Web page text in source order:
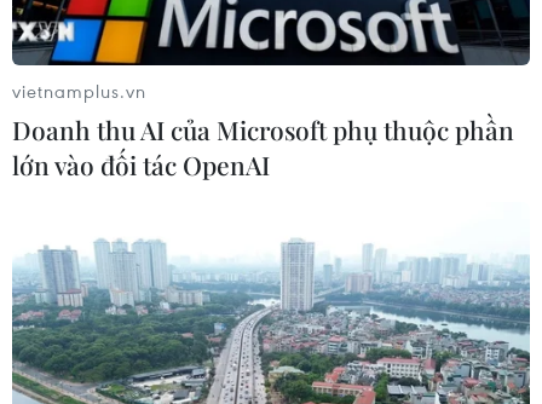
Dệt may Việt Nam khẳng định vị thế tại thị
trường cao cấp châu Âu
19/09/2025 00:57
Các doanh nghiệp Việt Nam đã mang đến triển lãm
những sản phẩm đa dạng, từ denim, hàng dệt kim, thời
trường khác nhau.
vietnamplus.vn
Doanh thu AI của Microsoft phụ thuộc phần
lớn vào đối tác OpenAI